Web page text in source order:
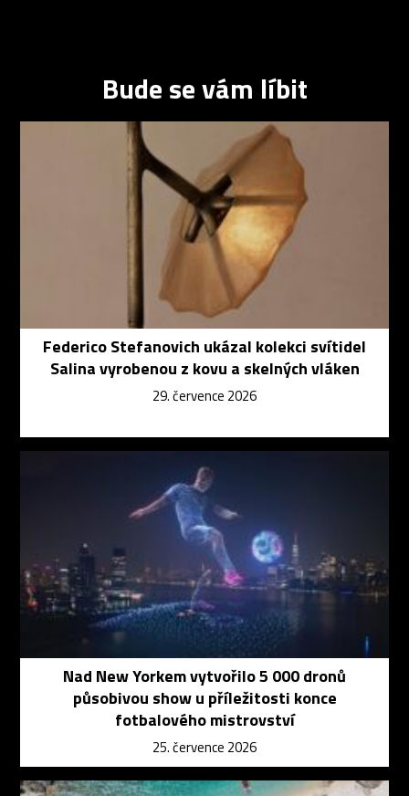
Bude se vám líbit
Federico Stefanovich ukázal kolekci svítidel
Salina vyrobenou z kovu a skelných vláken
29. července 2026
Nad New Yorkem vytvořilo 5 000 dronů
působivou show u příležitosti konce
fotbalového mistrovství
25. července 2026